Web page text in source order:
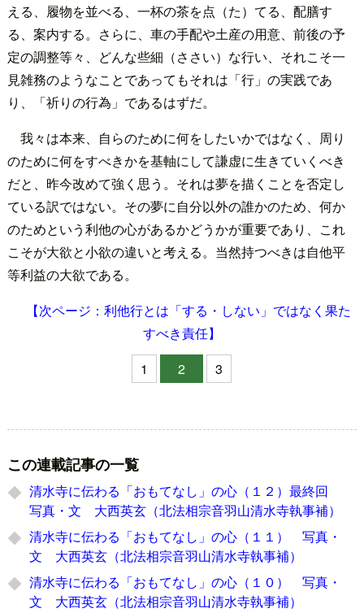
える、履物を並べる、一杯の茶を点（た）てる、配膳す
る、案内する。さらに、車の手配や土産の用意、前後の予
定の調整等々、どんな些細（ささい）な行い、それこそ一
見雑務のようなことであってもそれは「行」の実践であ
り、「祈りの行為」であるはずだ。
我々は本来、自らのために何をしたいかではなく、周り
のために何をすべきかを基軸にして謙虚に生きていくべき
だと、昨今改めて強く思う。それは夢を描くことを否定し
ている訳ではない。その夢に自分以外の誰かのため、何か
のためという利他の心があるかどうかが重要であり、これ
こそが大欲と小欲の違いと考える。当然持つべきは自他平
等利益の大欲である。
【次ページ：利他行とは「する・しない」ではなく果た
すべき責任】
1
2 3
この連載記事の一覧
清水寺に伝わる「おもてなし」の心（１２）最終回
写真・文 大西英玄（北法相宗音羽山清水寺執事補）
清水寺に伝わる「おもてなし」の心（１１） 写真・
文 大西英玄（北法相宗音羽山清水寺執事補）
清水寺に伝わる「おもてなし」の心（１０） 写真・
文 大西英玄（北法相宗音羽山清水寺執事補）